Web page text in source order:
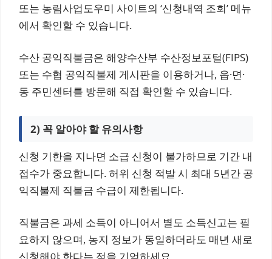
또는 농림사업도우미 사이트의 ‘신청내역 조회’ 메뉴
에서 확인할 수 있습니다.
수산 공익직불금은 해양수산부 수산정보포털(FIPS)
또는 수협 공익직불제 게시판을 이용하거나, 읍·면·
동 주민센터를 방문해 직접 확인할 수 있습니다.
2) 꼭 알아야 할 유의사항
신청 기한을 지나면 소급 신청이 불가하므로 기간 내
접수가 중요합니다. 허위 신청 적발 시 최대 5년간 공
익직불제 직불금 수급이 제한됩니다.
직불금은 과세 소득이 아니어서 별도 소득신고는 필
요하지 않으며, 농지 정보가 동일하더라도 매년 새로